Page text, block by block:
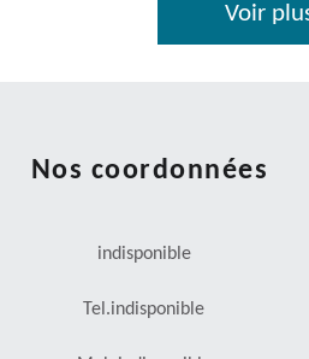
Voir
Nos coordonnées
indisponible
Tel.indisponible